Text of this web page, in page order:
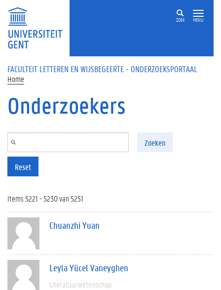
Overslaan en naar de inhoud gaan
ZOEK MENU
FACULTEIT LETTEREN EN WIJSBEGEERTE - ONDERZOEKSPORTAAL
Home
Onderzoekers
Zoeken
Reset
Items 5221 - 5230 van 5251
Chuanzhi Yuan
Leyla Yücel Vaneyghen
Literatuurwetenschap